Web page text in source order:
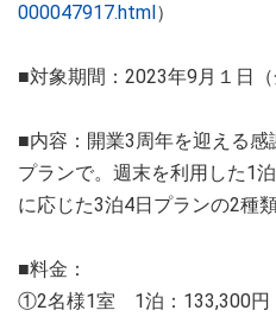
000047917.html ）
■対象期間：2023年9月１日
■内容：開業3周年を迎える
プランで。週末を利用した1
に応じた3泊4日プランの2種
■料金：
①2名様1室 1泊：133,300円